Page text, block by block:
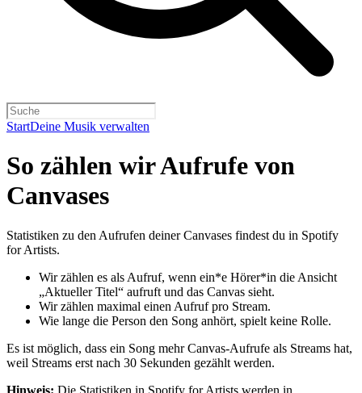
StartDeine Musik verwalten
So zählen wir Aufrufe von
Canvases
Statistiken zu den Aufrufen deiner Canvases findest du in Spotify
for Artists.
Wir zählen es als Aufruf, wenn ein*e Hörer*in die Ansicht
„Aktueller Titel“ aufruft und das Canvas sieht.
Wir zählen maximal einen Aufruf pro Stream.
Wie lange die Person den Song anhört, spielt keine Rolle.
Es ist möglich, dass ein Song mehr Canvas-Aufrufe als Streams hat,
weil Streams erst nach 30 Sekunden gezählt werden.
Hinweis: Die Statistiken in Spotify for Artists werden in